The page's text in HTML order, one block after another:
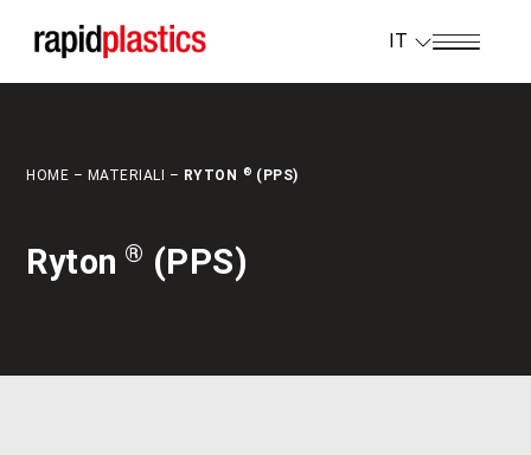
IT
HOME – MATERIALI – RYTON ® (PPS)
Ryton ® (PPS)